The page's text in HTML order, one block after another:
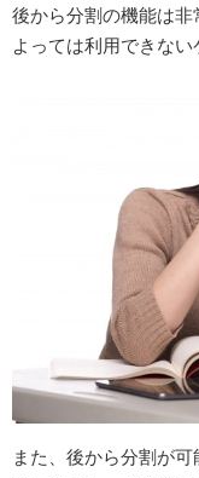
後から分割の機能は
よっては利用できな
また、後から分割が